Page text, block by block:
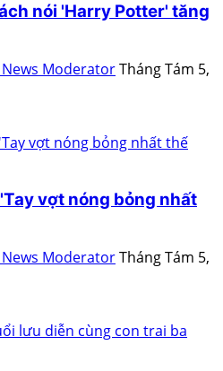
nói 'Harry Potter' tăng
ModeratorTháng Tám 5,
vợt nóng bỏng nhất
ModeratorTháng Tám 5,